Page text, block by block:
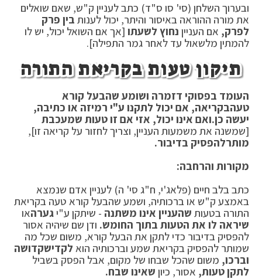
ובערוך השלחן (סי' סו ס"ד) כתב לעניין ק"ש, שאם שואלים
את מורה ההוראה באיסור והיתר, יכול לענות בין פרק
לפרק, אם העניין נחוץ לשעתו [אך אם השואל יכול, יש לו
להמתין מלשאול עד לאחר גמר התפילה].
תיקון טעות בקריאת התורה
העומד בפסוקי דזמרה ושומע שהבעל קורא
טעהבקריאה, אם יכול לתקנו ע"י רמיזה או כתיבה,
יעשה כן.ואם אינו יכול, אזי אם זו טעות שמעכבת
[שמשנה את משמעות העניין, וצריך לחזור על קריאה זו],
מותרלהפסיק בדיבור.
מקורות והרחבה:
כתב בלב חיים (פלאג'י, ח"ג סי' ה) לעניין אדם שנמצא
באמצע ק"ש או ברכותיה, ושמע שהבעל קורא טעה בקריאת
התורה בטעות שהעניין אינו משתנה - שיתקן ע"יגערהאו
שיראה לו את הטעות בתוך החומש. ודן שם שיהיה אסור
להפסיק בדיבור כדי לתקן את הבעל קורא, משום שכל מה
שמותר להפסיק בקריאת שמע וברכותיה הוא לקדישקדושה
וברכו, משום שהכל שבחו של מקום, אבל הפסק בשביל
לתקן טעות, אסור, כיון שאינו שבח.